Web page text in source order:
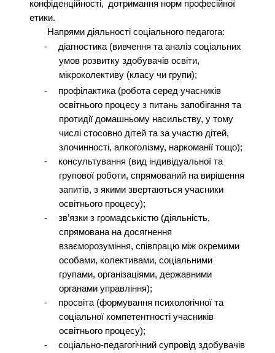
конфіденційності, дотримання норм професійної
етики.
Напрями діяльності соціального педагога:
-
діагностика (вивчення та аналіз соціальних
умов розвитку здобувачів освіти,
мікроколективу (класу чи групи);
-
профілактика (робота серед учасників
освітнього процесу з питань запобігання та
протидії домашньому насильству, у тому
числі стосовно дітей та за участю дітей,
злочинності, алкоголізму, наркоманії тощо);
-
консультування (вид індивідуальної та
групової роботи, спрямований на вирішення
запитів, з якими звертаються учасники
освітнього процесу);
-
зв’язки з громадськістю (діяльність,
спрямована на досягнення
взаєморозуміння, співпрацю між окремими
особами, колективами, соціальними
групами, організаціями, державними
органами управління);
-
просвіта (формування психологічної та
соціальної компетентності учасників
освітнього процесу);
-
соціально-педагогічний супровід здобувачів